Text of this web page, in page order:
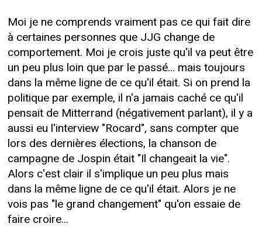
Moi je ne comprends vraiment pas ce qui fait dire
à certaines personnes que JJG change de
comportement. Moi je crois juste qu'il va peut être
un peu plus loin que par le passé... mais toujours
dans la même ligne de ce qu'il était. Si on prend la
politique par exemple, il n'a jamais caché ce qu'il
pensait de Mitterrand (négativement parlant), il y a
aussi eu l'interview "Rocard", sans compter que
lors des dernières élections, la chanson de
campagne de Jospin était "Il changeait la vie".
Alors c'est clair il s'implique un peu plus mais
dans la même ligne de ce qu'il était. Alors je ne
vois pas "le grand changement" qu'on essaie de
faire croire...